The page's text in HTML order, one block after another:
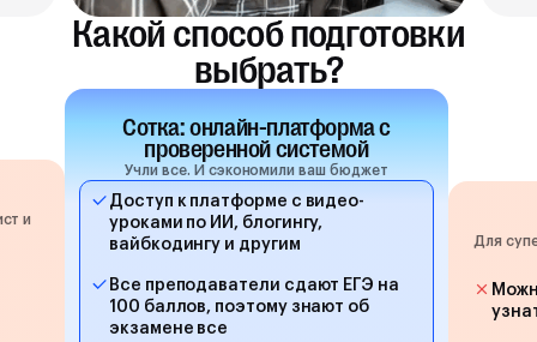
Какой способ подготовки
выбрать?
и
Сотка: онлайн-платформа с
проверенной системой
Учли все. И сэкономили ваш бюджет
Доступ к платформе с видео-
уроками по ИИ, блогингу,
вайбкодингу и другим
Все преподаватели сдают ЕГЭ на
100 баллов, поэтому знают об
экзамене все
Для